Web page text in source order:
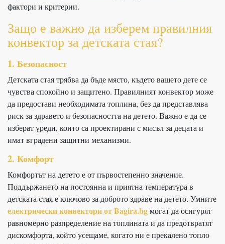
фактори и критерии.
Защо е важно да изберем правилния
конвектор за детската стая?
1. Безопасност
Детската стая трябва да бъде място, където вашето дете се
чувства спокойно и защитено. Правилният конвектор може
да предостави необходимата топлина, без да представлява
риск за здравето и безопасността на детето. Важно е да се
изберат уреди, които са проектирани с мисъл за децата и
имат вградени защитни механизми.
2. Комфорт
Комфортът на детето е от първостепенно значение.
Поддържането на постоянна и приятна температура в
детската стая е ключово за доброто здраве на детето. Умните
електрически конвектори от Bagira.bgмогат да осигурят
равномерно разпределение на топлината и да предотвратят
дискомфорта, който усещаме, когато ни е прекалено топло